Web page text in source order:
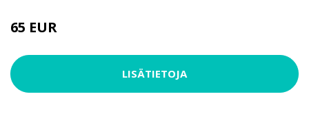
65 EUR
LISÄTIETOJA